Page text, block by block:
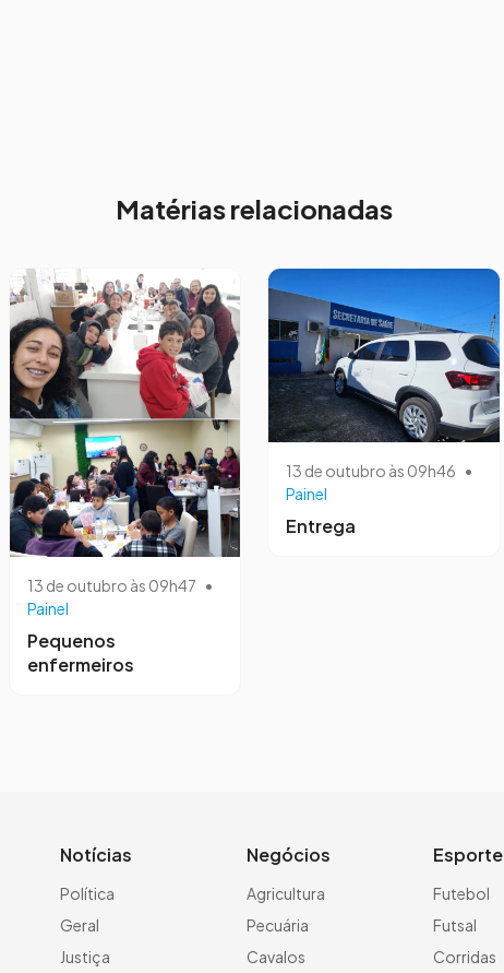
Matérias relacionadas
13 de outubro às 09h47 •
Painel
Pequenos
enfermeiros
13 de outubro às 09h46 •
Painel
Entrega
Notícias
Política
Geral
Justiça
Negócios
Agricultura
Pecuária
Cavalos
Esporte
Futebol
Futsal
Corridas